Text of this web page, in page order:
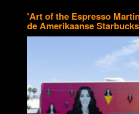
'Art of the Espresso
de Amerikaanse